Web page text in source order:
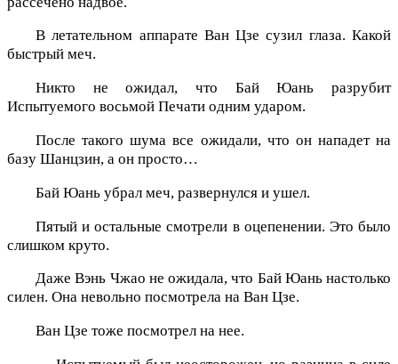
В летательном аппарате Ван Цзе сузил глаза. Какой
быстрый меч.
Никто не ожидал, что Бай Юань разрубит
Испытуемого восьмой Печати одним ударом.
После такого шума все ожидали, что он нападет на
базу Шанцзин, а он просто…
Бай Юань убрал меч, развернулся и ушел.
Пятый и остальные смотрели в оцепенении. Это было
слишком круто.
Даже Вэнь Чжао не ожидала, что Бай Юань настолько
силен. Она невольно посмотрела на Ван Цзе.
Ван Цзе тоже посмотрел на нее.